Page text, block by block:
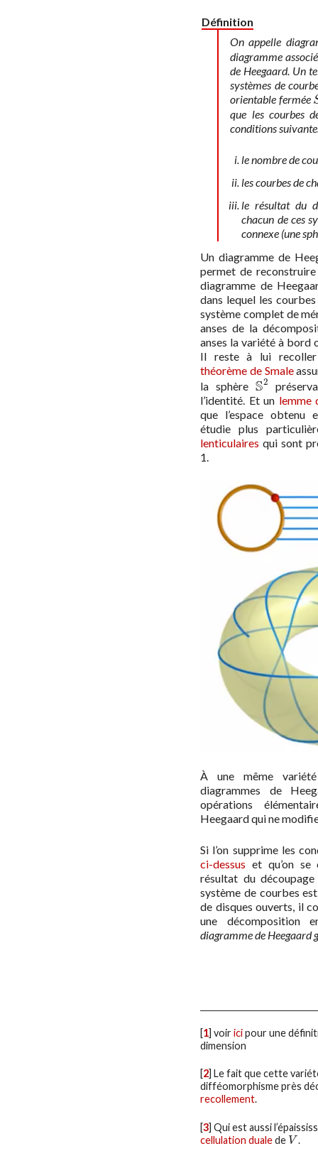
Définition
On appelle
diagramme
de Heegaard. Un
systèmes de
orientable fermée S
que les courbes
conditions
le nombre de
les courbes de
le résultat du
chacun de ces
connexe (une
Un diagramme de
permet de
diagramme de
dans lequel les
système complet de
anses de la
anses la variété à bord
Il reste à lui recoller
théorème de Smale
la sphèreS2
S2
l’identité. Et un lemme
que l’espace obtenu
étudie plus
lenticulaires qui sont
1.
À une même
diagrammes de
opérations
Heegaard qui ne
Si l’on supprime les
ci-dessus et qu’on se
résultat du
système de courbes
de disques ouverts, il
une décomposition
diagramme de Heegaard
[1]voiricipour une
dimension
[2]Le fait que cette
difféomorphisme près
recollement.
[3]Qui est aussi
cellulation dualede V
V .